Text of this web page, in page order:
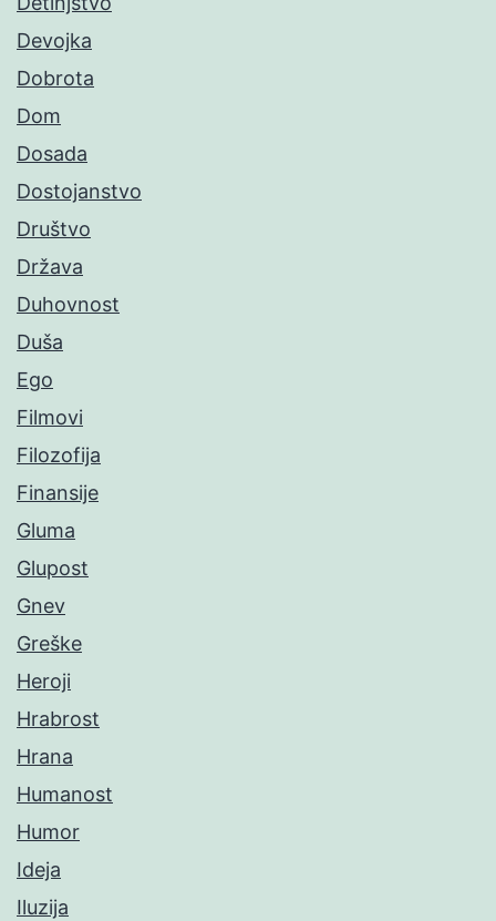
Devojka
Dobrota
Dom
Dosada
Dostojanstvo
Društvo
Država
Duhovnost
Duša
Ego
Filmovi
Filozofija
Finansije
Gluma
Glupost
Gnev
Greške
Heroji
Hrabrost
Hrana
Humanost
Humor
Ideja
Iluzija